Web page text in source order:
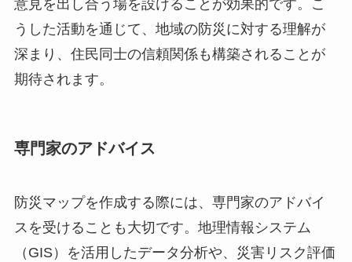
意見を出し合う場を設けることが効果的です。こ
うした活動を通じて、地域の防災に対する理解が
深まり、住民同士の信頼関係も構築されることが
期待されます。
専門家のアドバイス
防災マップを作成する際には、専門家のアドバイ
スを受けることも大切です。地理情報システム
（GIS）を活用したデータ分析や、災害リスク評価